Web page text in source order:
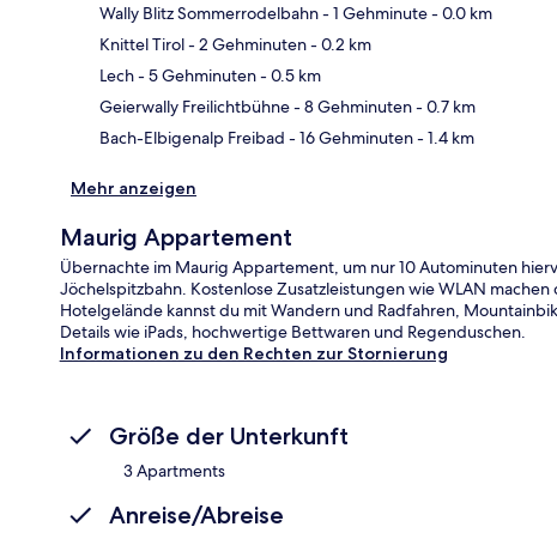
Wally Blitz Sommerrodelbahn- 1 Gehminute- 0.0 km
Knittel Tirol- 2 Gehminuten- 0.2 km
Lech- 5 Gehminuten- 0.5 km
Geierwally Freilichtbühne- 8 Gehminuten- 0.7 km
Bach-Elbigenalp Freibad - 16 Gehminuten- 1.4 km
Mehr anzeigen
Maurig Appartement
Übernachte im Maurig Appartement, um nur 10 Autominuten
Jöchelspitzbahn. Kostenlose Zusatzleistungen wie WLAN
Hotelgelände kannst du mit Wandern und Radfahren,
Details wie iPads, hochwertige Bettwaren und Regenduschen.
Informationen zu den Rechten zur Stornierung
Größe der Unterkunft
3 Apartments
Anreise/Abreise